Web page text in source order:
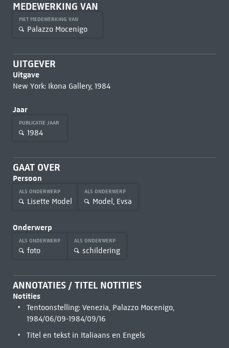
MEDEWERKING VAN
MET MEDEWERKING VAN
Palazzo Mocenigo
UITGEVER
Uitgave
New York: Ikona Gallery, 1984
Jaar
PUBLICATIE JAAR
1984
GAAT OVER
Persoon
ALS ONDERWERP
Lisette Model
ALS ONDERWERP
Model, Evsa
Onderwerp
ALS ONDERWERP
foto
ALS ONDERWERP
schildering
ANNOTATIES / TITEL NOTITIE'S
Notities
Tentoonstelling: Venezia, Palazzo Mocenigo,
1984/06/09-1984/09/16
Titel en tekst in Italiaans en Engels